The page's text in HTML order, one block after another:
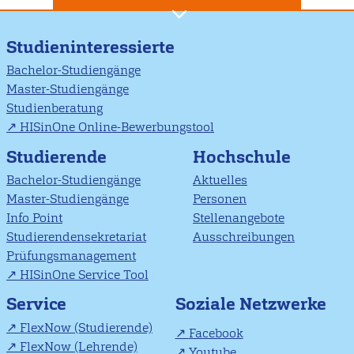
Studieninteressierte
Bachelor-Studiengänge
Master-Studiengänge
Studienberatung
HISinOne Online-Bewerbungstool
Studierende
Bachelor-Studiengänge
Master-Studiengänge
Info Point
Studierendensekretariat
Prüfungsmanagement
HISinOne Service Tool
Hochschule
Aktuelles
Personen
Stellenangebote
Ausschreibungen
Service
FlexNow (Studierende)
FlexNow (Lehrende)
Soziale Netzwerke
Facebook